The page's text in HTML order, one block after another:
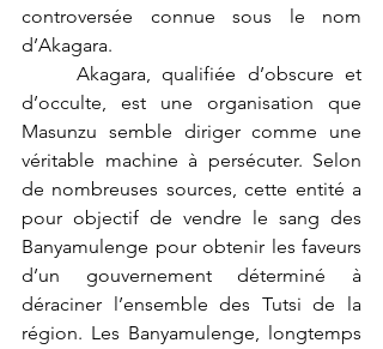
controversée connue sous le nom
d’Akagara.
d’occulte, est une organisation que
Masunzu semble diriger comme une
véritable machine à persécuter. Selon
de nombreuses sources, cette entité a
pour objectif de vendre le sang des
Banyamulenge pour obtenir les faveurs
d’un gouvernement déterminé à
déraciner l’ensemble des Tutsi de la
région. Les Banyamulenge, longtemps